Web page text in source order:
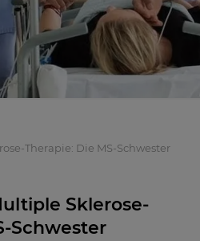
Therapie: Die MS-Schwester
Sklerose-
Schwester